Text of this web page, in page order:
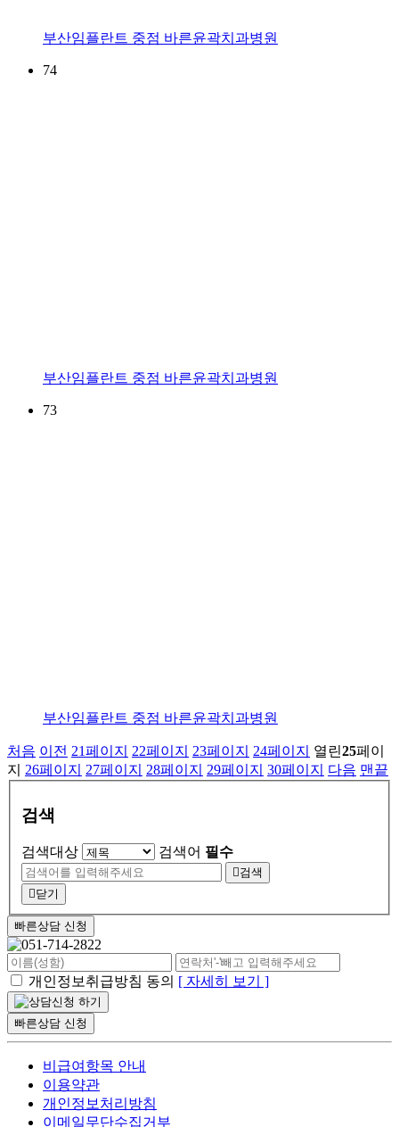
부산임플란트 중점 바른윤곽치과병원
74
부산임플란트 중점 바른윤곽치과병원
73
부산임플란트 중점 바른윤곽치과병원
처음 이전 21페이지 22페이지 23페이지 24페이지 열린25페이
지
26페이지 27페이지 28페이지 29페이지 30페이지 다음 맨끝
검색
검색대상 검색어 필수
검색
닫기
빠른상담 신청
개인정보취급방침 동의 [ 자세히 보기 ]
빠른상담 신청
비급여항목 안내
이용약관
개인정보처리방침
이메일무단수집거부